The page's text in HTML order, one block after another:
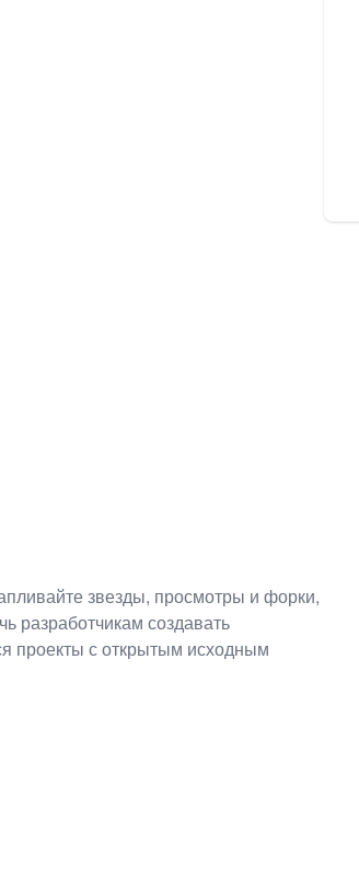
звезды, просмотры и форки,
разработчикам создавать
проекты с открытым исходным